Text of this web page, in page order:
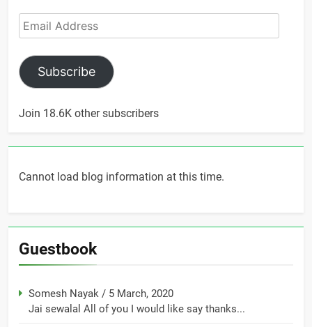
Email
Address
Subscribe
Join 18.6K other subscribers
Cannot load blog information at this time.
Guestbook
Somesh Nayak / 5 March, 2020
Jai sewalal All of you I would like say thanks...